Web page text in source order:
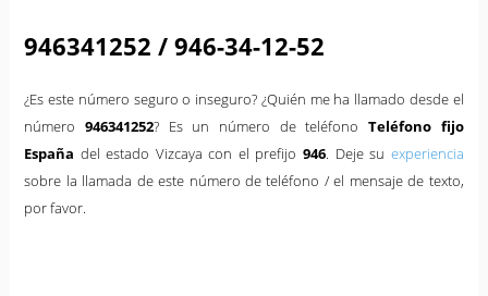
946341252 / 946-34-12-52
¿Es este número seguro o inseguro? ¿Quién me ha llamado desde el
número946341252? Es un número de teléfono Teléfono fijo
España del estado Vizcaya con el prefijo 946. Deje su experiencia
sobre la llamada de este número de teléfono / el mensaje de texto,
por favor.